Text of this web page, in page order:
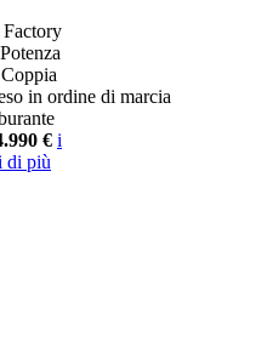
Potenza
Coppia
in ordine di marcia
€ i
di più